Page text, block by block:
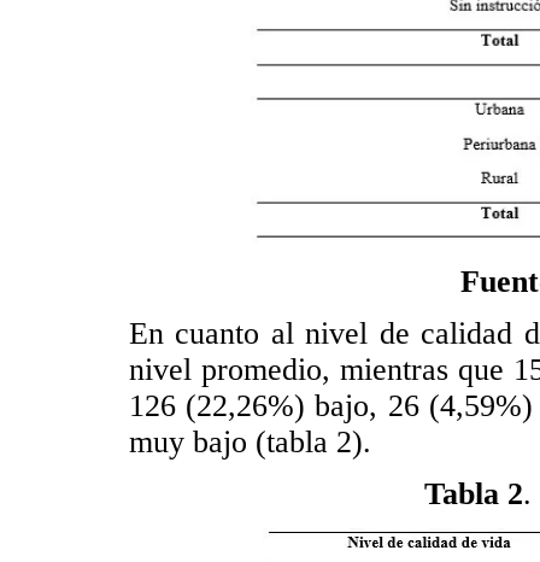
En cuanto al nivel de calidad
nivel promedio, mientras que
126 (22,26%) bajo, 26
muy bajo (tabla 2).
Tabla 2.